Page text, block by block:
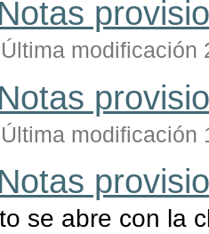
Última modificación
Última modificación
se abre con la